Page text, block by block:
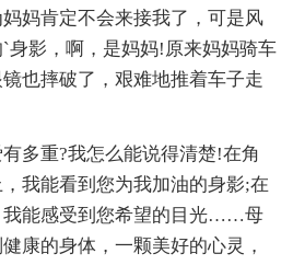
妈肯定不会来接我了，可是风
身影，啊，是妈妈!原来妈妈骑车
也摔破了，艰难地推着车子走
重?我怎么能说得清楚!在角
我能看到您为我加油的身影;在
我能感受到您希望的目光……母
康的身体，一颗美好的心灵，